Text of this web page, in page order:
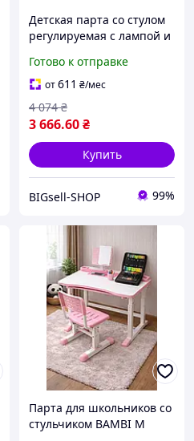
Детская парта со стулом
регулируемая с лампой и
Готово к отправке
от611 ₴/мес
3 666.60₴
4 074 ₴
Купить
BIGsell-SHOP 99%
Парта для школьников со
стульчиком BAMBI M